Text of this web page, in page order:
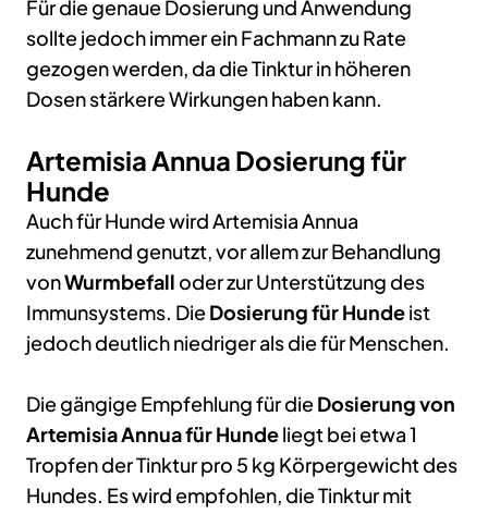
Für die genaue Dosierung und Anwendung
sollte jedoch immer ein Fachmann zu Rate
gezogen werden, da die Tinktur in höheren
Dosen stärkere Wirkungen haben kann.
Artemisia Annua Dosierung für
Hunde
Auch für Hunde wird Artemisia Annua
zunehmend genutzt, vor allem zur Behandlung
vonWurmbefall oder zur Unterstützung des
Immunsystems. DieDosierung für Hundeist
jedoch deutlich niedriger als die für Menschen.
Die gängige Empfehlung für dieDosierung von
Artemisia Annua für Hundeliegt bei etwa 1
Tropfen der Tinktur pro 5 kg Körpergewicht des
Hundes. Es wird empfohlen, die Tinktur mit